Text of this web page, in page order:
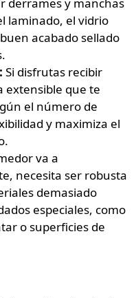
laminado, el vidrio
acabado sellado
Si disfrutas recibir
extensible que te
el número de
y maximiza el
va a
necesita ser robusta
demasiado
especiales, como
o superficies de